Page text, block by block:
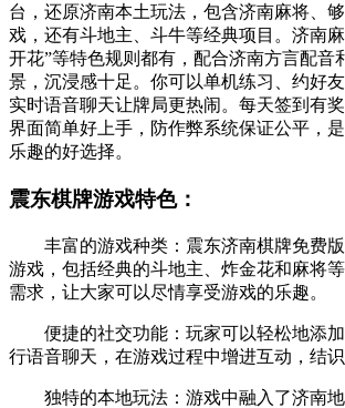
台，还原济南本土玩法，包含济南麻将、
戏，还有斗地主、斗牛等经典项目。济南
开花”等特色规则都有，配合济南方言配音
景，沉浸感十足。你可以单机练习、约好
实时语音聊天让牌局更热闹。每天签到有
界面简单好上手，防作弊系统保证公平，
乐趣的好选择。
震东棋牌游戏特色：
丰富的游戏种类：震东济南棋牌免费版
游戏，包括经典的斗地主、炸金花和麻将
需求，让大家可以尽情享受游戏的乐趣。
便捷的社交功能：玩家可以轻松地添加
行语音聊天，在游戏过程中增进互动，结识
独特的本地玩法：游戏中融入了济南地